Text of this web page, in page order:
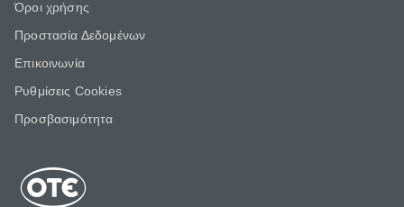
Όροι χρήσης
Προστασία Δεδομένων
Επικοινωνία
Ρυθμίσεις Cookies
Προσβασιμότητα